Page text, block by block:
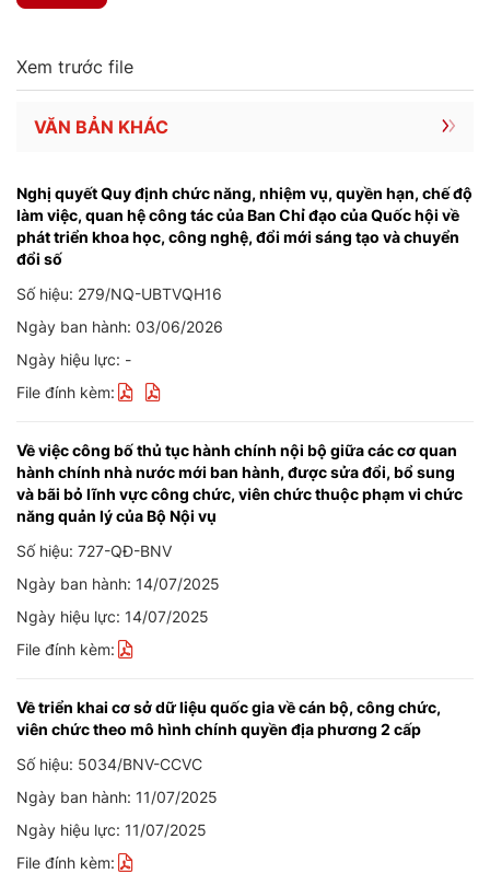
Xem trước file
VĂN BẢN KHÁC
Nghị quyết Quy định chức năng, nhiệm vụ, quyền hạn, chế độ
làm việc, quan hệ công tác của Ban Chỉ đạo của Quốc hội về
phát triển khoa học, công nghệ, đổi mới sáng tạo và chuyển
đổi số
Số hiệu: 279/NQ-UBTVQH16
Ngày ban hành: 03/06/2026
Ngày hiệu lực: -
File đính kèm:
Về việc công bố thủ tục hành chính nội bộ giữa các cơ quan
hành chính nhà nước mới ban hành, được sửa đổi, bổ sung
và bãi bỏ lĩnh vực công chức, viên chức thuộc phạm vi chức
năng quản lý của Bộ Nội vụ
Số hiệu: 727-QĐ-BNV
Ngày ban hành: 14/07/2025
Ngày hiệu lực: 14/07/2025
File đính kèm:
Về triển khai cơ sở dữ liệu quốc gia về cán bộ, công chức,
viên chức theo mô hình chính quyền địa phương 2 cấp
Số hiệu: 5034/BNV-CCVC
Ngày ban hành: 11/07/2025
Ngày hiệu lực: 11/07/2025
File đính kèm: